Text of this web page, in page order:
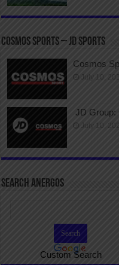
COSMOS SPORTS – JD SPORTS
Cosmos
July 10,
JD Group:
July 10,
SEARCH ANERGOS
Custom Search